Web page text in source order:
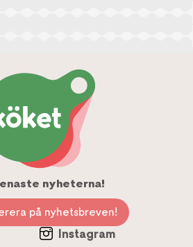
nyheterna!
på nyhetsbreven!
Instagram